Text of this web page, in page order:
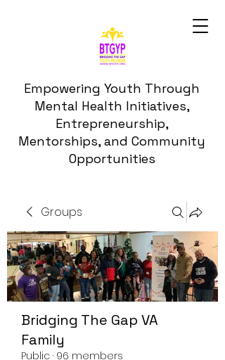
Empowering Youth Through
Mental Health Initiatives,
Entrepreneurship,
Mentorships, and Community
Opportunities
Groups
Bridging The Gap VA
Family
Public · 96 members